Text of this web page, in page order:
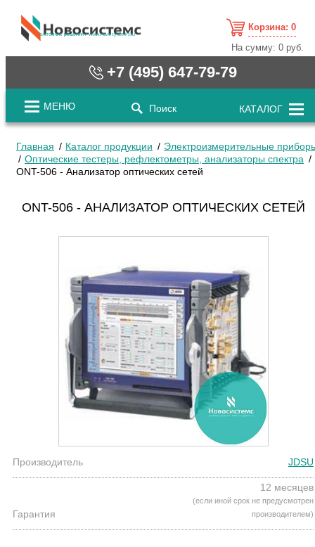
cистемные решения / www.novosystems.ru
Корзина: 0
На сумму:0 руб.
+7 (495) 647-79-79
МЕНЮ Поиск КАТАЛОГ
Главная Каталог продукции
Электроизмерительные
Оптические тестеры, рефлектометры, анализаторы спектра
ONT-506 - Анализатор оптических сетей
ONT-506 - АНАЛИЗАТОР ОПТИЧЕСКИХ СЕТЕЙ
Производитель JDSU
Гарантия
12 месяцев
(если иной срок не предусмотрен
производителем)